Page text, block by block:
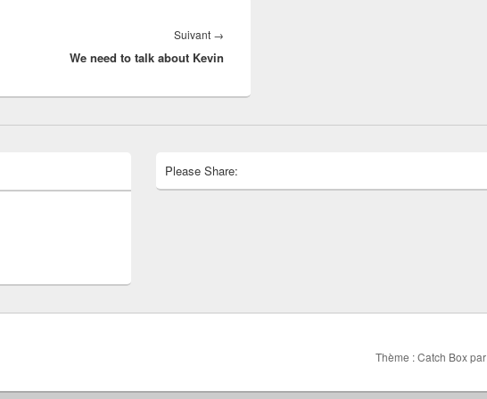
Suivant →
We need to talk about Kevin
Please Share:
Thème : Catch Box par